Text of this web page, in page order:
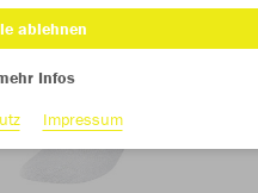
ablehnen
Infos
Impressum